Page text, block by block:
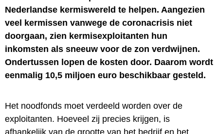
Nederlandse kermiswereld te helpen. Aangezien
veel kermissen vanwege de coronacrisis niet
doorgaan, zien kermisexploitanten hun
inkomsten als sneeuw voor de zon verdwijnen.
Ondertussen lopen de kosten door. Daarom wordt
eenmalig 10,5 miljoen euro beschikbaar gesteld.
Het noodfonds moet verdeeld worden over de
exploitanten. Hoeveel zij precies krijgen, is
afhankelijk van de grootte van het bedrijf en het